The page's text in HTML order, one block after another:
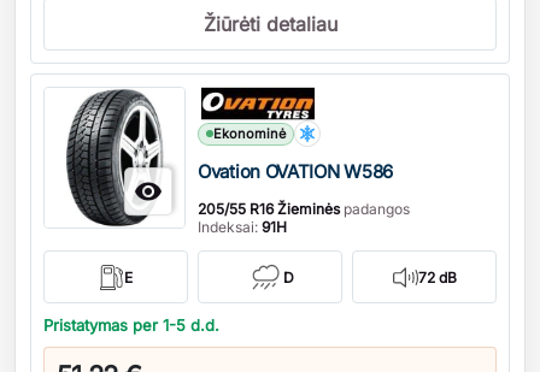
Žiūrėti detaliau

Ekonominė
Ovation OVATION W586
205/55 R16 Žieminėspadangos
Indeksai: 91H
E D 72 dB
Pristatymas per 1-5 d.d.
Kiekis